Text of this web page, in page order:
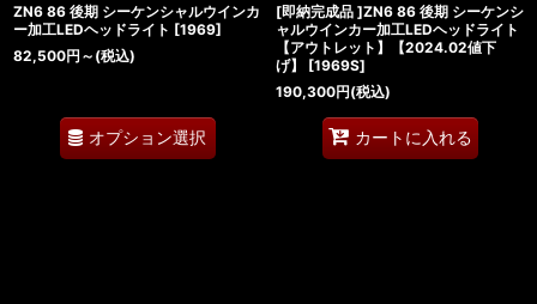
ZN6 86 後期 シーケンシャルウインカ
ー加工LEDヘッドライト [1969]
82,500円 ～ (税込)
オプション選択
[即納完成品 ]ZN6 86 後期 シーケンシ
ャルウインカー加工LEDヘッドライト
【アウトレット】【2024.02値下
げ】
[1969S]
190,300円(税込)
カートに入れる